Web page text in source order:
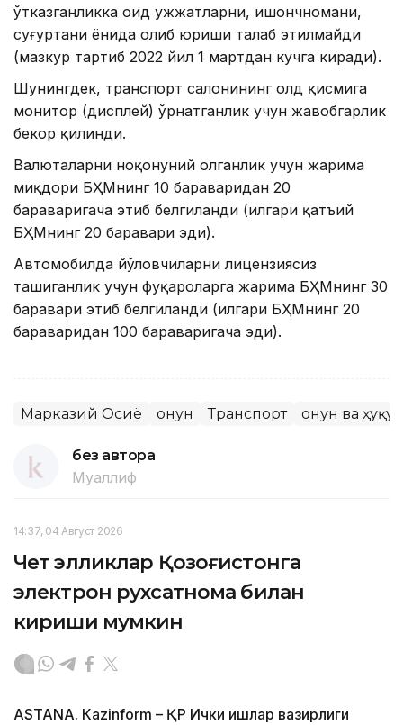
ўтказганликка оид ҳужжатларни, ишончномани,
суғуртани ёнида олиб юриши талаб этилмайди
(мазкур тартиб 2022 йил 1 мартдан кучга киради).
Шунингдек, транспорт салонининг олд қисмига
монитор (дисплей) ўрнатганлик учун жавобгарлик
бекор қилинди.
Валюталарни ноқонуний олганлик учун жарима
миқдори БҲМнинг 10 бараваридан 20
бараваригача этиб белгиланди (илгари қатъий
БҲМнинг 20 баравари эди).
Автомобилда йўловчиларни лицензиясиз
ташиганлик учун фуқароларга жарима БҲМнинг 30
баравари этиб белгиланди (илгари БҲМнинг 20
бараваридан 100 бараваригача эди).
Марказий Осиё Қонун Транспорт Қонун ва ҳуқуқ
без автора
Муаллиф
14:37, 04 Август 2026
Чет элликлар Қозоғистонга
электрон рухсатнома билан
кириши мумкин
ASTANА. Кazinform – ҚР Ички ишлар вазирлиги